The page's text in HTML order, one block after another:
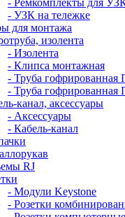
- Ремкомплекты для
- УЗК на тележке
для монтажа
изолента
- Изолента
- Клипса монтажная
- Труба гофрированная
- Труба
канал, аксессуары
- Аксессуары
- Кабель-канал
RJ
- Модули Keystone
- Розетки